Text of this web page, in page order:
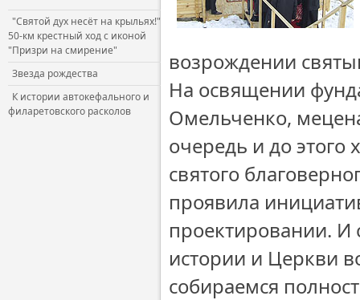
"Святой дух несёт на крыльях!"
50-км крестный ход с иконой
"Призри на смирение"
Звезда рождества
К истории автокефального и
филаретовского расколов
возрождении
На освящении
Омельченко,
очередь и до
святого
проявила
проектировании. И
истории и Церкви
собираемся